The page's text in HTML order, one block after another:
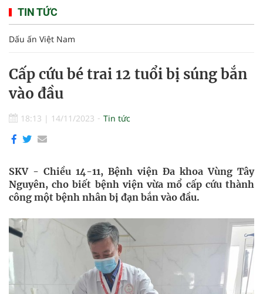
TIN TỨC
Dấu ấn Việt Nam
Cấp cứu bé trai 12 tuổi bị súng bắn
vào đầu
18:13 | 14/11/2023 Tin tức
SKV - Chiều 14-11, Bệnh viện Đa khoa Vùng Tây
Nguyên, cho biết bệnh viện vừa mổ cấp cứu thành
công một bệnh nhân bị đạn bắn vào đầu.